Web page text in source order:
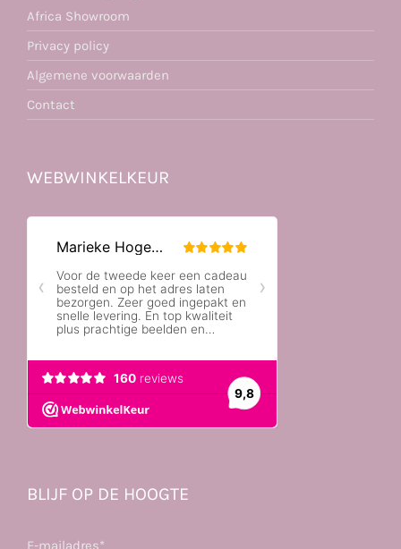
Africa Showroom
Privacy policy
Algemene voorwaarden
Contact
WEBWINKELKEUR
BLIJF OP DE HOOGTE
E-mailadres*